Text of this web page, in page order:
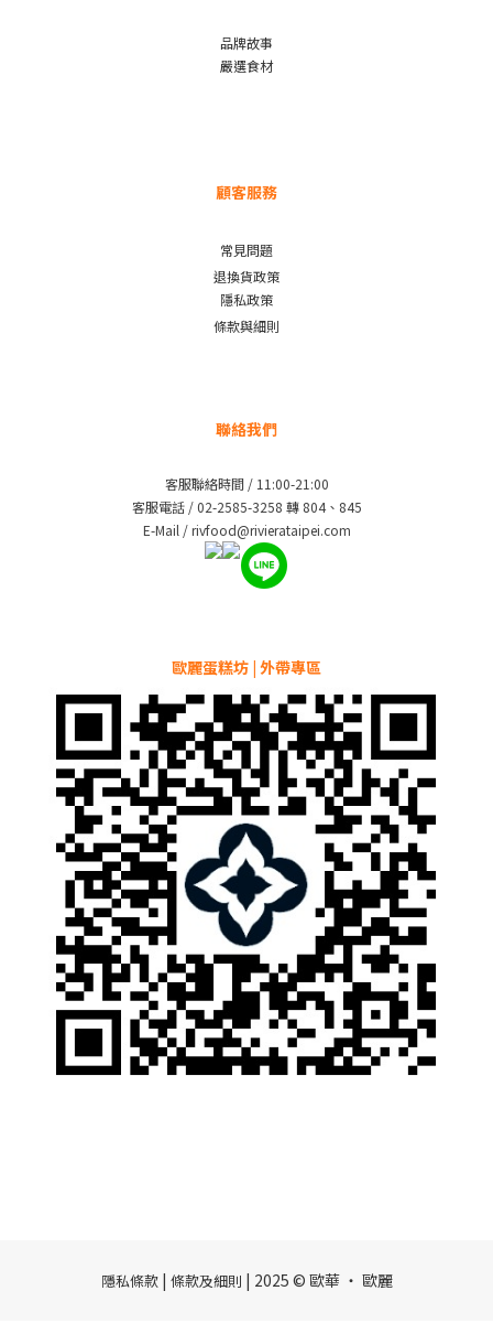
品牌故事
嚴選食材
顧客服務
常見問題
退換貨政策
隱私政策
條款與細則
聯絡我們
客服聯絡時間 / 11:00-21:00
客服電話 / 02-2585-3258 轉 804、845
E-Mail / rivfood@rivierataipei.com
歐麗蛋糕坊 | 外帶專區
隱私條款| 條款及細則 | 2025 © 歐華 ‧ 歐麗